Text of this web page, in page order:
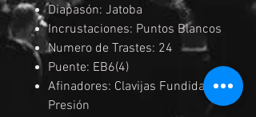
Diapasón: Jatoba
Incrustaciones: Puntos Blancos
Numero de Trastes: 24
Puente: EB6(4)
Afinadores: Clavijas Fundidas a
Presión